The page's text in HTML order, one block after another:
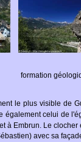
formation
le plus visible de
également celui de
à Embrun. Le
avec sa